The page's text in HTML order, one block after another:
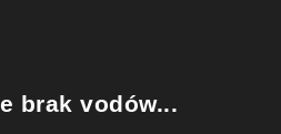
brak vodów...